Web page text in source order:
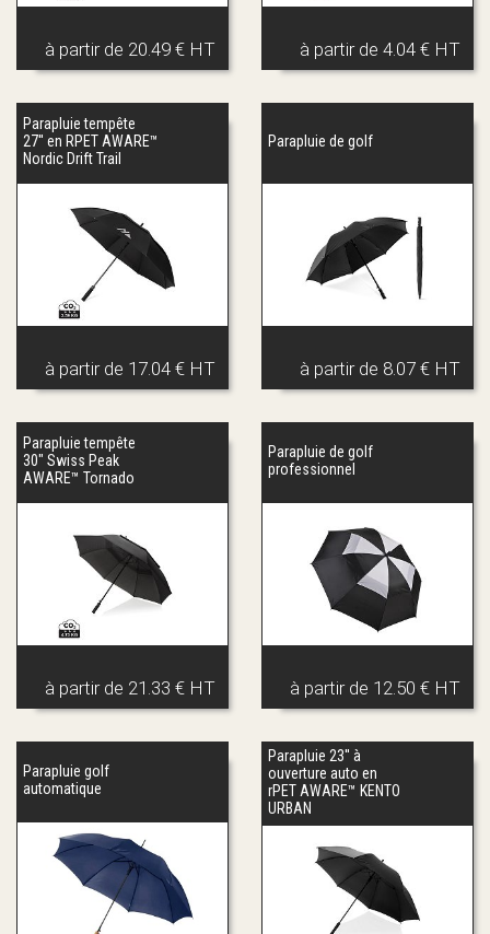
à partir de 20.49 € HT à partir de 4.04 € HT
Parapluie tempête
27'' en RPET AWARE™
Nordic Drift Trail
à partir de 17.04 € HT
Parapluie de golf
à partir de 8.07 € HT
Parapluie tempête
30" Swiss Peak
AWARE™ Tornado
à partir de 21.33 € HT
Parapluie de golf
professionnel
à partir de 12.50 € HT
Parapluie golf
automatique
Parapluie 23'' à
ouverture auto en
rPET AWARE™ KENTO
URBAN